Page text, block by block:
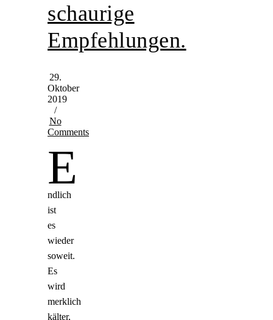
schaurige
Empfehlungen.
29.
Oktober
2019
/
No
Comments
E
ndlich
ist
es
wieder
soweit.
Es
wird
merklich
kälter,